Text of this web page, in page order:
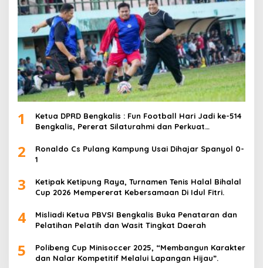
1
Ketua DPRD Bengkalis : Fun Football Hari Jadi ke-514
Bengkalis, Pererat Silaturahmi dan Perkuat
2
Ronaldo Cs Pulang Kampung Usai Dihajar Spanyol 0-
1
3
Ketipak Ketipung Raya, Turnamen Tenis Halal Bihalal
Cup 2026 Mempererat Kebersamaan Di Idul Fitri.
4
Misliadi Ketua PBVSI Bengkalis Buka Penataran dan
Pelatihan Pelatih dan Wasit Tingkat Daerah
5
Polibeng Cup Minisoccer 2025, “Membangun Karakter
dan Nalar Kompetitif Melalui Lapangan Hijau”.